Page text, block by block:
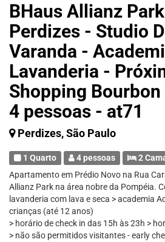
BHaus Allianz
Perdizes - Studio
Varanda -
Lavanderia -
Shopping
4 pessoas - at71
Perdizes, São Paulo
1 Quarto 4 pessoas 2
Apartamento em Prédio Novo na Rua
Allianz Park na área nobre da Pompéia.
lavanderia com lava e seca > academia
crianças (até 12 anos)
> horário de check in das 15h às 23h >
> não são permitidos visitantes - early